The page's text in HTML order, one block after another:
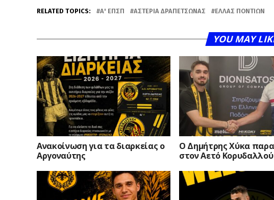
RELATED TOPICS: Α' ΕΠΣΠ ΑΣΤΈΡΙΑ ΔΡΑΠΕΤΣΏΝΑΣ ΕΛΛΆΣ ΠΟΝΤΊΩΝ
YOU MAY
Ανακοίνωση για τα διαρκείας ο
Αργοναύτης
O Δημήτρης Χύκα
στον Αετό Κορυδαλλού